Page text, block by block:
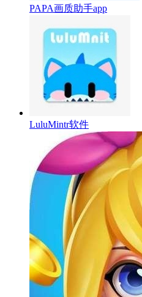
PAPA画质助手app
LuluMintr软件